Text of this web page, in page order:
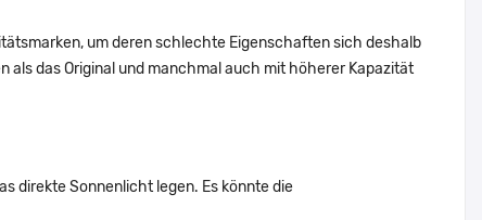
um deren schlechte Eigenschaften sich deshalb
als das Original und manchmal auch mit höherer Kapazität
direkte Sonnenlicht legen. Es könnte die